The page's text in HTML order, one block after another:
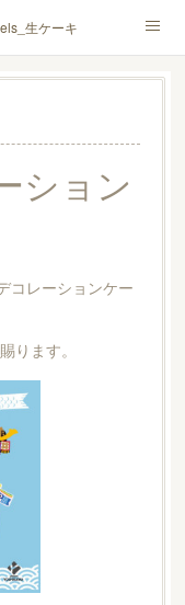
生ケーキ
せ
ション
コレーションケー
ります。